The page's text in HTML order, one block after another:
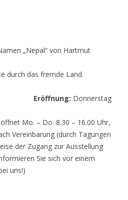
„Nepal“ von Hartmut
durch das fremde Land.
Eröffnung: Donnerstag
Mo. – Do. 8.30 – 16.00 Uhr,
Vereinbarung (durch Tagungen
der Zugang zur Ausstellung
Sie sich vor einem
uns!)